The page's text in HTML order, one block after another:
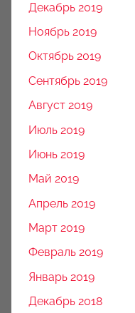
Декабрь 2019
Ноябрь 2019
Октябрь 2019
Сентябрь 2019
Август 2019
Июль 2019
Июнь 2019
Май 2019
Апрель 2019
Март 2019
Февраль 2019
Январь 2019
Декабрь 2018